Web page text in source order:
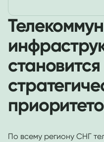
становится
По всему региону СНГ